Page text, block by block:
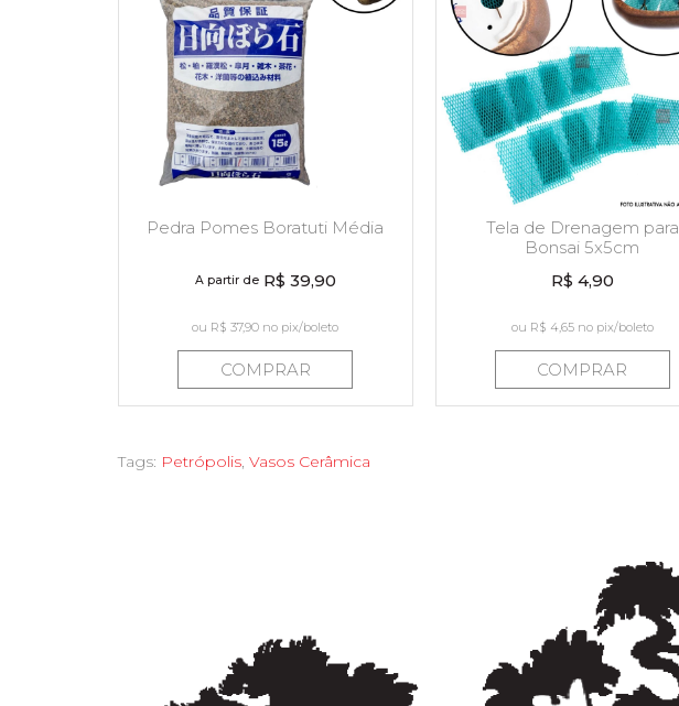
Pedra Pomes Boratuti Média
A partir de R$ 39,90
ou R$ 37,90 no pix/boleto
COMPRAR
Tela de Drenagem para
Bonsai 5x5cm
R$ 4,90
ou R$ 4,65no pix/boleto
COMPRAR
Tags: Petrópolis, Vasos Cerâmica